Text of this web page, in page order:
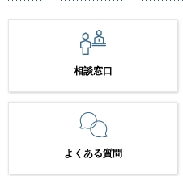
相談窓口
よくある質問